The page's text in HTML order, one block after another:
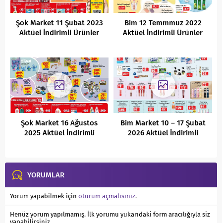
Şok Market 11 Şubat 2023
Aktüel İndirimli Ürünler
Bim 12 Temmmuz 2022
Aktüel İndirimli Ürünler
Şok Market 16 Ağustos
2025 Aktüel İndirimli
Bim Market 10 – 17 Şubat
2026 Aktüel İndirimli
YORUMLAR
Yorum yapabilmek için oturum açmalısınız.
Henüz yorum yapılmamış. İlk yorumu yukarıdaki form aracılığıyla siz